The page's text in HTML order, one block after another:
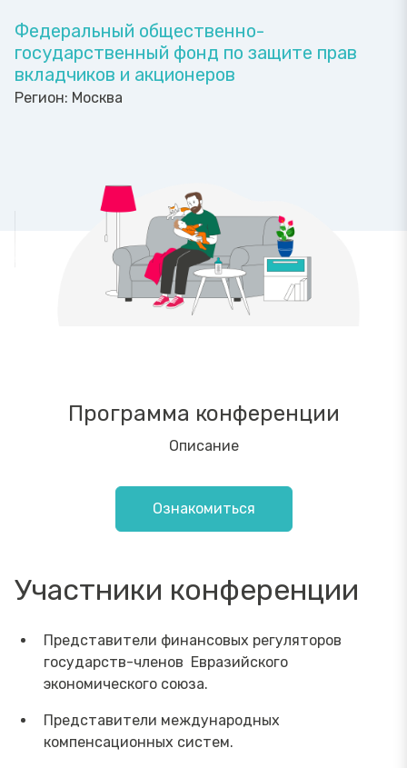
Федеральный общественно-
государственный фонд по защите прав
вкладчиков и акционеров
Регион: Москва
Программа конференции
Описание
Ознакомиться
Участники конференции
Представители финансовых регуляторов
государств-членов Евразийского
экономического союза.
Представители международных
компенсационных систем.